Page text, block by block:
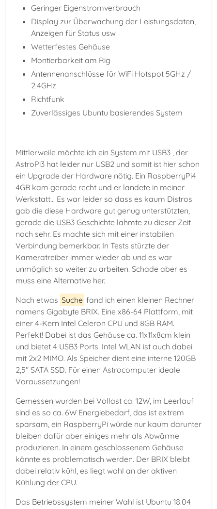
Geringer Eigenstromverbrauch
Display zur Überwachung der Leistungsdaten,
Anzeigen für Status usw
Wetterfestes Gehäuse
Montierbarkeit am Rig
Antennenanschlüsse für WiFi Hotspot 5GHz /
2.4GHz
Richtfunk
Zuverlässiges Ubuntu basierendes System
Mittlerweile möchte ich ein System mit USB3 , der
AstroPi3 hat leider nur USB2 und somit ist hier schon
ein Upgrade der Hardware nötig. Ein RaspberryPi4
4GB kam gerade recht und er landete in meiner
Werkstatt... Es war leider so dass es kaum Distros
gab die diese Hardware gut genug unterstützten,
gerade die USB3 Geschichte lahmte zu dieser Zeit
noch sehr. Es machte sich mit einer instabilen
Verbindung bemerkbar. In Tests stürzte der
Kameratreiber immer wieder ab und es war
unmöglich so weiter zu arbeiten. Schade aber es
muss eine Alternative her.
Nach etwas Suche fand ich einen kleinen Rechner
namens Gigabyte BRIX. Eine x86-64 Plattform, mit
einer 4-Kern Intel Celeron CPU und 8GB RAM.
Perfekt! Dabei ist das Gehäuse ca. 11x11x8cm klein
und bietet 4 USB3 Ports. Intel WLAN ist auch dabei
mit 2x2 MIMO. Als Speicher dient eine interne 120GB
2,5" SATA SSD. Für einen Astrocomputer ideale
Voraussetzungen!
Gemessen wurden bei Vollast ca. 12W, im Leerlauf
sind es so ca. 6W Energiebedarf, das ist extrem
sparsam, ein RaspberryPi würde nur kaum darunter
bleiben dafür aber einiges mehr als Abwärme
produzieren. In einem geschlossenem Gehäuse
könnte es problematisch werden. Der BRIX bleibt
dabei relativ kühl, es liegt wohl an der aktiven
Kühlung der CPU.
Das Betriebssystem meiner Wahl ist Ubuntu 18.04